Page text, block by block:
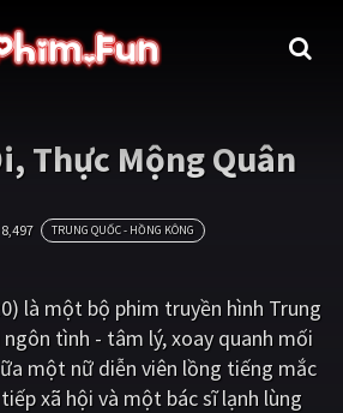
Chiến tranh
Tội phạm - Hình sự
Hài hước
Thực Mộng Quân
8,497 TRUNG QUỐC - HỒNG KÔNG
là một bộ phim truyền hình Trung
tình - tâm lý, xoay quanh mối
một nữ diễn viên lồng tiếng mắc
xã hội và một bác sĩ lạnh lùng